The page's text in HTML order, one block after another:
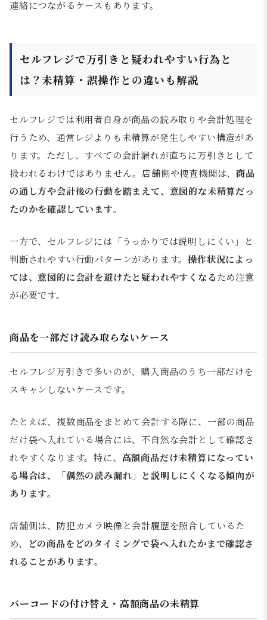
連絡につながるケースもあります。
セルフレジで万引きと疑われやすい行為と
は？未精算・誤操作との違いも解説
セルフレジでは利用者自身が商品の読み取りや会計処理を
行うため、通常レジよりも未精算が発生しやすい構造があ
ります。ただし、すべての会計漏れが直ちに万引きとして
扱われるわけではありません。店舗側や捜査機関は、商品
の通し方や会計後の行動を踏まえて、意図的な未精算だっ
たのかを確認しています。
一方で、セルフレジには「うっかりでは説明しにくい」と
判断されやすい行動パターンがあります。操作状況によっ
ては、意図的に会計を避けたと疑われやすくなるため注意
が必要です。
商品を一部だけ読み取らないケース
セルフレジ万引きで多いのが、購入商品のうち一部だけを
スキャンしないケースです。
たとえば、複数商品をまとめて会計する際に、一部の商品
だけ袋へ入れている場合には、不自然な会計として確認さ
れやすくなります。特に、 高額商品だけ未精算になってい
る場合は、「偶然の読み漏れ」と説明しにくくなる傾向が
あります。
店舗側は、防犯カメラ映像と会計履歴を照合しているた
め、
どの商品をどのタイミングで袋へ入れたかまで確認さ
れることがあります。
バーコードの付け替え・高額商品の未精算